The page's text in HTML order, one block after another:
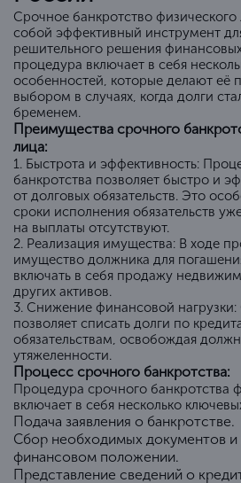
Срочное банкротство физического
собой эффективный инструмент
решительного решения
процедура включает в себя
особенностей, которые делают её
выбором в случаях, когда долги
бременем.
Преимущества срочного
лица:
1. Быстрота и эффективность:
банкротства позволяет быстро и
от долговых обязательств. Это
сроки исполнения обязательств
на выплаты отсутствуют.
2. Реализация имущества: В ходе
имущество должника для
включать в себя продажу
других активов.
3. Снижение финансовой
позволяет списать долги по
обязательствам, освобождая
утяжеленности.
Процесс срочного банкротства:
Процедура срочного банкротства
включает в себя несколько
Подача заявления о банкротстве.
Сбор необходимых документов
финансовом положении.
Представление сведений о